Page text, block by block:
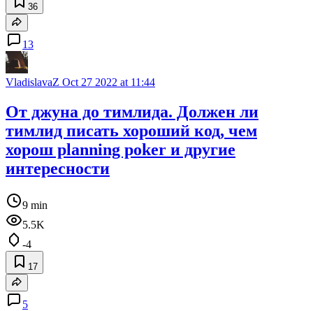
36
13
VladislavaZ Oct 27 2022 at 11:44
От джуна до тимлида. Должен ли
тимлид писать хороший код, чем
хорош planning poker и другие
интересности
9 min
5.5K
-4
17
5